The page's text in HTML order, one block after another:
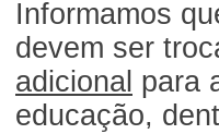
Informamos
devem ser
adicional para
educação,